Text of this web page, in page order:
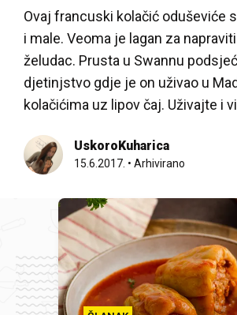
Ovaj francuski kolačić oduševiće
i male. Veoma je lagan za
želudac. Prusta u Swannu
djetinjstvo gdje je on uživao u
kolačićima uz lipov čaj. Uživajte i
UskoroKuharica
15.6.2017. • Arhivirano